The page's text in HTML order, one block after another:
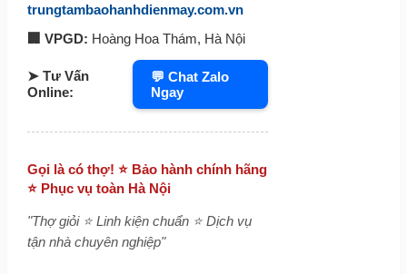
trungtambaohanhdienmay.com.vn
🏢 VPGD: Hoàng Hoa Thám, Hà Nội
➤ Tư Vấn
Online:
💬 Chat Zalo
Ngay
Gọi là có thợ! ⭐ Bảo hành chính hãng
⭐ Phục vụ toàn Hà Nội
"Thợ giỏi ⭐ Linh kiện chuẩn ⭐ Dịch vụ
tận nhà chuyên nghiệp"